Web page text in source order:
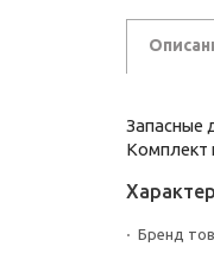
Запасные
Комплект
Бренд